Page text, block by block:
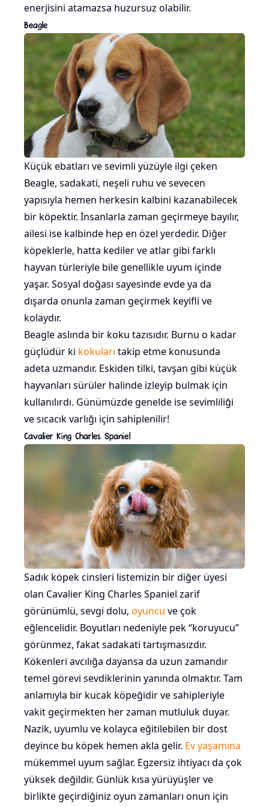
enerjisini atamazsa huzursuz olabilir.
Beagle
Küçük ebatları ve sevimli yüzüyle ilgi çeken
Beagle, sadakati, neşeli ruhu ve sevecen
yapısıyla hemen herkesin kalbini kazanabilecek
bir köpektir. İnsanlarla zaman geçirmeye bayılır,
ailesi ise kalbinde hep en özel yerdedir. Diğer
köpeklerle, hatta kediler ve atlar gibi farklı
hayvan türleriyle bile genellikle uyum içinde
yaşar. Sosyal doğası sayesinde evde ya da
dışarda onunla zaman geçirmek keyifli ve
kolaydır.
Beagle aslında bir koku tazısıdır. Burnu o kadar
güçlüdür ki kokuları takip etme konusunda
adeta uzmandır. Eskiden tilki, tavşan gibi küçük
hayvanları sürüler halinde izleyip bulmak için
kullanılırdı. Günümüzde genelde ise sevimliliği
ve sıcacık varlığı için sahiplenilir!
Cavalier King Charles Spaniel
Sadık köpek cinsleri listemizin bir diğer üyesi
olan Cavalier King Charles Spaniel zarif
görünümlü, sevgi dolu, oyuncu ve çok
eğlencelidir. Boyutları nedeniyle pek “koruyucu”
görünmez, fakat sadakati tartışmasızdır.
Kökenleri avcılığa dayansa da uzun zamandır
temel görevi sevdiklerinin yanında olmaktır. Tam
anlamıyla bir kucak köpeğidir ve sahipleriyle
vakit geçirmekten her zaman mutluluk duyar.
Nazik, uyumlu ve kolayca eğitilebilen bir dost
deyince bu köpek hemen akla gelir. Ev yaşamına
mükemmel uyum sağlar. Egzersiz ihtiyacı da çok
yüksek değildir. Günlük kısa yürüyüşler ve
birlikte geçirdiğiniz oyun zamanları onun için